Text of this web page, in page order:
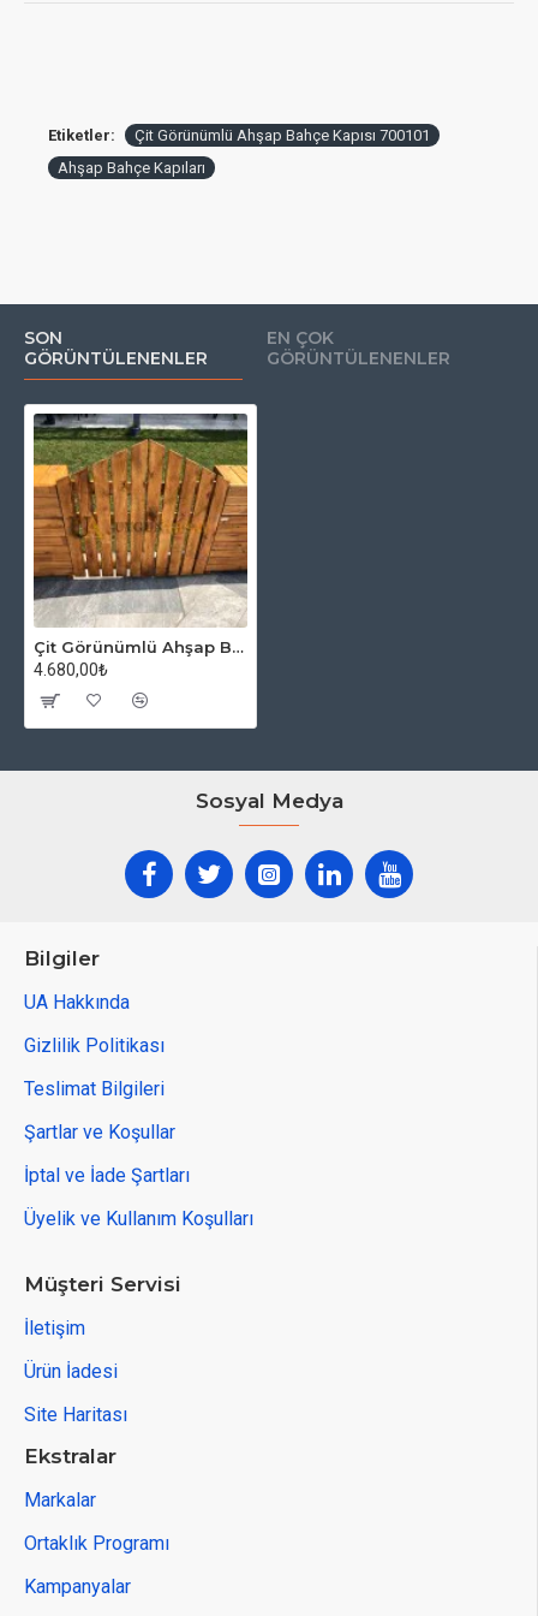
KULLANIM ALANLARI:
Kapı ihtiyacı olan her yerde kullanabilirsiniz.
Daha çok dış mekan için üretilmektedir.
Etiketler:
Çit Görünümlü Ahşap Bahçe Kapısı 700101
Ahşap Bahçe Kapıları
SON
GÖRÜNTÜLENENLER
EN ÇOK
GÖRÜNTÜLENENLER
Çit Görünümlü Ahşap Bahçe Kapısı
4.680,00₺
Sosyal Medya
Bilgiler
UA Hakkında
Gizlilik Politikası
Teslimat Bilgileri
Şartlar ve Koşullar
İptal ve İade Şartları
Üyelik ve Kullanım Koşulları
Müşteri Servisi
İletişim
Ürün İadesi
Site Haritası
Ekstralar
Markalar
Ortaklık Programı
Kampanyalar